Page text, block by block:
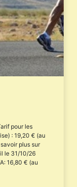
pour les
: 19,20 € (au
plus sur
le 31/10/26
16,80 € (au